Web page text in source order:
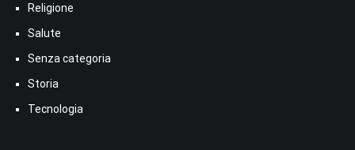
Religione
Salute
Senza categoria
Storia
Tecnologia